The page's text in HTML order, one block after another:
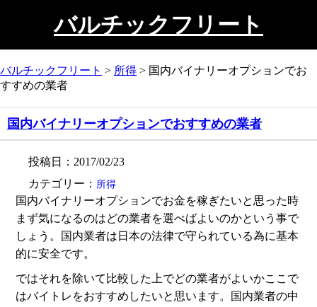
バルチックフリート
バルチックフリート > 所得 > 国内バイナリーオプションでお
すすめの業者
国内バイナリーオプションでおすすめの業者
投稿日：2017/02/23
カテゴリー： 所得
国内バイナリーオプションでお金を稼ぎたいと思った時
まず気になるのはどの業者を選べばよいのかという事で
しょう。国内業者は日本の法律で守られている為に基本
的に安全です。
ではそれを除いて比較した上でどの業者がよいかここで
はバイトレをおすすめしたいと思います。国内業者の中